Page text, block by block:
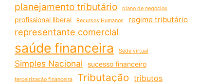
planejamento tributário plano de negócios
profissional liberal Recursos Humanos regime tributário
representante comercial
saúde financeira Sede virtual
Simples Nacional sucesso financeiro
terceirização financeira Tributação tributos